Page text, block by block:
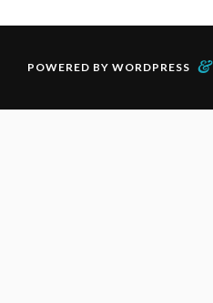
POWERED BY WORDPRESS &